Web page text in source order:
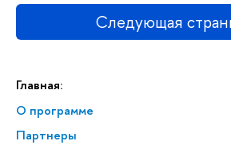
Главная:
О программе
Партнеры
Следующая